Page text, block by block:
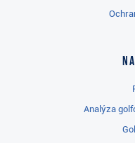
Analýza